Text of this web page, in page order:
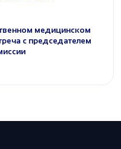
медицинском
с председателем